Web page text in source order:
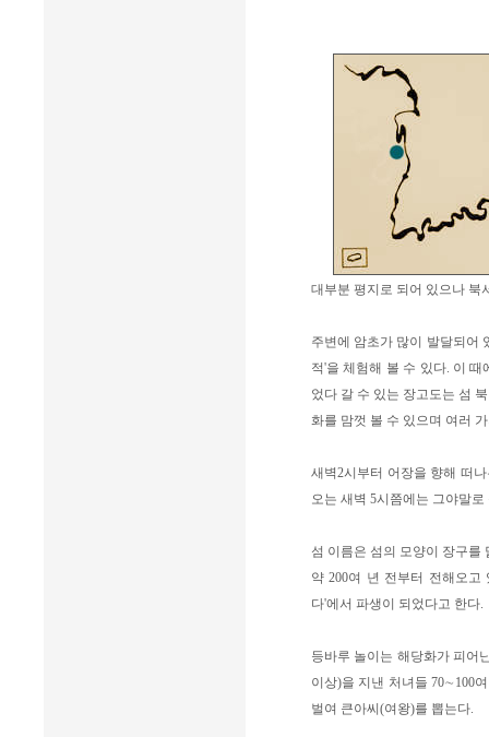
대부분 평지로 되어 있으나 북
주변에 암초가 많이 발달되어
적'을 체험해 볼 수 있다. 이
었다 갈 수 있는 장고도는 섬
화를 맘껏 볼 수 있으며 여러
새벽2시부터 어장을 향해 떠
오는 새벽 5시쯤에는 그야말
섬 이름은 섬의 모양이 장구를
약 200여 년 전부터 전해오고
다'에서 파생이 되었다고 한다.
등바루 놀이는 해당화가 피어
이상)을 지낸 처녀들 70∼100
벌여 큰아씨(여왕)를 뽑는다.